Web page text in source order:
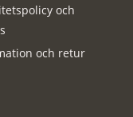
och
och retur